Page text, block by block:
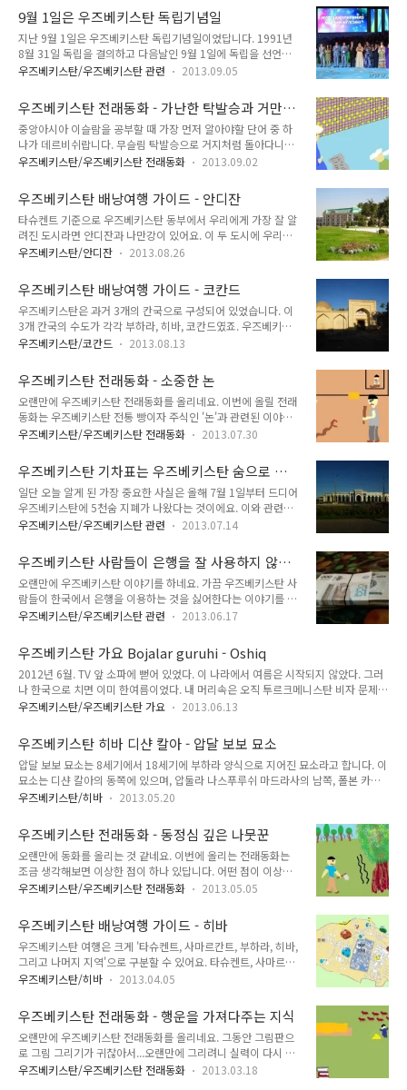
는 동안에야 우즈베크인들에게 물어보면 되는데, 한국에 돌아가
서는 그럴 수가 없으니까요. 한국 ..
랍니다. 그리고 이 전래동화 원문에는 Gado 라는 것이 나와요.
우리말로 번역하면 거지인데, 이게 우리가 상상하는 거지와는 다
르답니다. 안빈낙도를 실천하는 사람이지요. 우리가 떠올리는 거
지는 단어가 또 따로 있어요. 원본에서는 '쿨차' 라는 것이 나옵
니다. 이것은 간식으로 먹기 위해 만든 우즈베키스탄 전통 빵인
했어요. 동화이다보니 어린이도 읽을 수 있게 번역하려 했는데,
남을 저주하는 말이 영 맛..
9월 1일은 우즈베키스탄 독립기념일
지난 9월 1일은 우즈베키스탄 독립기념일이었답니다. 1991년
8월 31일 독립을 결의하고 다음날인 9월 1일에 독립을 선언했
지요. 참고로 올해는 22주년 독립기념일이랍니다. 독립기념일이
하고 국제적으로 당당한 주권국가로 승인받은 날은 헌법기념일
이랍니다. 우리나라에서는 제헌절이죠. 우리나라 제헌절은 7월
17일, 우즈베키스탄의 제헌절은 12월 8일이랍니다. 독립기념일
도 우즈베키스탄에서는 큰 기념일 중 하나랍니다. 물론 큰 뉴스
들은 그렇게 많지는 않지만요. 올해는 알리셰르 나보이 국민 공
이름도 저거구요) 축하 행사가 있었다고 해요. 사진 출처는 우즈
베키스탄 통신사인 UZA ..
우즈베키스탄/우즈베키스탄 관련 2013.09.05
우즈베키스탄 전래동화 - 가난한 탁발승과 거만한
판관
중앙아시아 이슬람을 공부할 때 가장 먼저 알아야할 단어 중 하
나가 데르비쉬랍니다. 무슬림 탁발승으로 거지처럼 돌아다니며
고행을 하면서 신과 가까워지려고 노력하는 사람들이지요. 이 사
끼쳤어요. 그리고 전래동화 및 민담에도 종종 등장해요. 이번에
소개할 전래동화는 왠지 꽤 낯익은 듯한 이야기랍니다. 가난한
탁발승과 거만한 판관 옛날옛적에 한 대판관이 어려운 문제에 대
해 어떻게 해결해야 좋을지 이야기를 나누기 위해 이슬람 율법학
자들과 부자들에게 모이라고 명령했습니다. 대판관의 저택에 부
한 탁발승도 회의에 들어왔습니다. 이 가난한 탁발승은 이슬람
율법학자들 자리에 앉았습니다. 판관은 탁발승이..
우즈베키스탄/우즈베키스탄 전래동화 2013.09.02
우즈베키스탄 배낭여행 가이드 - 안디잔
타슈켄트 기준으로 우즈베키스탄 동부에서 우리에게 가장 잘 알
려진 도시라면 안디잔과 나만강이 있어요. 이 두 도시에 우리나
라 기업들이 많이 진출해 있기 때문이지요. 안디잔은 우즈베키스
많이 진출해 있고, 안디잔에서 우리나라로 시집오는 우즈베키스
탄 여성들도 많기 때문이죠. 그리고 실크로드 여행을 하시는 분
들 중 키르기즈스탄에서 우즈베키스탄으로 넘어오시는 분들은
가장 먼저 접하게 되는 도시가 안디잔이기도 하구요. 안디잔은
타슈켄트 기준 우즈베키스탄 동남부에서 가장 동쪽에 위치한 도
의 주도이기도 하답니다. 도시 정비도 잘 되어 있는 편이지요. 또
한 키르기스스탄 및 키르기즈인들과의 교류가..
우즈베키스탄/안디잔 2013.08.26
우즈베키스탄 배낭여행 가이드 - 코칸드
우즈베키스탄은 과거 3개의 칸국으로 구성되어 있었습니다. 이
3개 칸국의 수도가 각각 부하라, 히바, 코칸드였죠. 우즈베키스
탄에서 관광으로 유명한 도시인 사마르칸트, 부하라, 히바 모두
수도였음에도 불구하고 잘 안 알려져 있어요. 그래서 타슈켄트를
기준으로 우즈베키스탄 동부를 여행하는 사람들도 코칸드는 그
냥 지나치는 경우가 종종 있죠. 우즈베키스탄 동부로 여행을 가
는 이유는 크게 빼어난 자연 경관을 보러 가거나 키르기즈스탄에
서 우즈베키스탄으로 넘어오는 과정에서 지나쳐 가는 것이 대부
결혼으로 잘 알려진 나만강도 타슈켄트 기준으로 동부에 위치한
곳이랍니다. 왜 그런지 정확한 이유는 모..
우즈베키스탄/코칸드 2013.08.13
우즈베키스탄 전래동화 - 소중한 논
오랜만에 우즈베키스탄 전래동화를 올리네요. 이번에 올릴 전래
동화는 우즈베키스탄 전통 빵이자 주식인 '논'과 관련된 이야기
에요. 국어 교과서에 실려 있는 이야기랍니다. 그런데 읽어보면
잘 모르겠어요. 오랜만에 그림판으로 그림을 그리려는데 쉽지가
않네요. 그림판에서 기본적으로 제공되는 색깔만 쓰는데, 뭔가
부족하다는 생각이 들었어요. 특히 사람 피부 색이요. 기껏 그렸
는데 머리를 굴려 그린 눈이 아예 안 보이네요. 소중한 논 옛날
옛적에, 한 청년이 먼 나라들을 보고 싶어서 여행을 떠났습니다.
은 엄청난 열기를 뿜어내었고, 청년은 목이 타고 걸을 힘을 잃어
버렸습니다. '정말 쉬고 싶다..
우즈베키스탄/우즈베키스탄 전래동화 2013.07.30
우즈베키스탄 기차표는 우즈베키스탄 숨으로 구
입할 수 있어요
일단 오늘 알게 된 가장 중요한 사실은 올해 7월 1일부터 드디어
우즈베키스탄에 5천숨 지폐가 나왔다는 것이에요. 이와 관련한
자세한 내용은 http://hititler.tistory.com/259 에서 확인하세
데 예상보다 훨씬 큰 액수인 5천숨을 찍어내었네요. 저것은 워낙
큰 소식이라 먼저 전한 것이고, 오늘 알려드릴 것은 우즈베키스
탄에서 기차표는 아직까지 우즈베키스탄 숨으로 구입할 수 있다
는 것을 알려드리기 위해서랍니다. 제가 우즈베키스탄에서 귀국
할 때까지만 해도 우즈베키스탄에서 기차표를 우즈베키스탄 숨
공식 환율에 차이가 있기 때문에 우즈베키스탄 숨으로 구입하면
크게 할인받는 ..
우즈베키스탄/우즈베키스탄 관련 2013.07.14
우즈베키스탄 사람들이 은행을 잘 사용하지 않는
이유
오랜만에 우즈베키스탄 이야기를 하네요. 가끔 우즈베키스탄 사
람들이 한국에서 은행을 이용하는 것을 싫어한다는 이야기를 들
어요. 그 말을 들을 때마다 저는 속으로 이렇게 생각한답니다.
베키스탄에서 은행을 가끔 이용했어요. 이용한 이유는 오직 하나
였답니다. 한국에서 송금받은 달러를 찾기 위해서. 타슈켄트에는
기업은행 지점이 있는데, 여기에 계좌를 개설하면 한국에서 달러
를 송금받아 달러로 찾을 수 있지요. 다른 은행도 되기는 하나 여
기가 수수료가 저렴한 편이랍니다. 당연히 은행에서 달러만 찾아
이용을 참 안해요. 거기에는 몇 가지 이유가 있답니다. 먼저 우즈
베키스탄 숨의 가치..
우즈베키스탄/우즈베키스탄 관련 2013.06.17
우즈베키스탄 가요 Bojalar guruhi - Oshiq
2012년 6월. TV 앞 소파에 뻗어 있었다. 이 나라에서 여름은 시작되지 않았다. 그러
나 한국으로 치면 이미 한여름이었다. 내 머리속은 오직 투르크메니스탄 비자 문제와
여행 일정 짜는 것 뿐이었다. 이렇게 여행 준비를 철저히 하려고 노력했던 적도 없었
에 맞게 하는 여행에 익숙했다. 하지만 이번에는 달랐다. 어떻게든 5일 안에 투르크
메니스탄을 빠져나가야 했고, 하필이면 언제 뜰지도 모르는 배를 타고 아제르바이잔
으로 가야 했다. 그 이전에 아슈하바트에서 투르크멘바쉬로 가는 기차표를 사야 했
다. 하지만 모든 게 불확실했다. 보통 여행 즈음이 되면 다른 준비는 안 해도 현지어
몇 마디 정도는 익히기 위해 급히 공부를 하곤 ..
우즈베키스탄/우즈베키스탄 가요 2013.06.13
우즈베키스탄 히바 디샨 칼아 - 압달 보보 묘소
압달 보보 묘소는 8세기에서 18세기에 부하라 양식으로 지어진 묘소라고 합니다. 이
묘소는 디샨 칼아의 동쪽에 있으며, 압둘라 나스푸루쉬 마드라사의 남쪽, 폴본 카리
마드라사의 동쪽에 있습니다. 이 묘소는 원래 이름이 폴본 아흐마드 잠치인 압달 보
로, 아랍의 공격 이후에 무슬림이자 히바의 이슬람 전도사 중 한 명이 되었으며, 일설
에 의하면 사도 무함마드의 후손이라고 합니다. 그가 죽은 후, 그가 뭍힌 곳 주변에 여
름 모스크와 겨울 모스크, 미나렛, 연못과 공동 묘지가 지어졌습니다.
우즈베키스탄/히바 2013.05.20
우즈베키스탄 전래동화 - 동정심 깊은 나뭇꾼
오랜만에 동화를 올리는 것 같네요. 이번에 올리는 전래동화는
조금 생각해보면 이상한 점이 하나 있답니다. 어떤 점이 이상한
점인지 한 번 곰곰이 생각해 보세요. 저만 이상하다고 생각한 것
습니다. 그는 자작나무 앞에 가서 도끼를 들어올렸습니다. 그 순
간 자작나무가 나뭇꾼에게 외쳤습니다. "제발 저를 불쌍히 여겨
주세요. 저를 자르지 마세요, 제 아이들이 아직 어려요." 나뭇꾼
은 동정심이 생겨서 자작나무를 베지 않기로 하고 주변에 있는
오크 나무를 자르기로 했습니다. 나뭇꾼이 도끼를 들어올리는 순
니다. "그러면 호두 나무를 베어야겠군." 나뭇꾼은 호두 나무에
도끼를 들어올렸습니다. "..
우즈베키스탄/우즈베키스탄 전래동화 2013.05.05
우즈베키스탄 배낭여행 가이드 - 히바
우즈베키스탄 여행은 크게 '타슈켄트, 사마르칸트, 부하라, 히바,
그리고 나머지 지역'으로 구분할 수 있어요. 타슈켄트, 사마르칸
트, 부하라, 히바는 우즈베키스탄 여행의 핵심이라고 할 수 있기
가장 우선시되어야할 부분이죠. 이 외에 더 붙여 넣는다고 하면
몇 곳 더 추가할 수도 있는데, 보통은 서북쪽 끝으로 가서 아랄해
를 보거나, 타슈켄트에서 동쪽으로 가서 우즈베키스탄 동부를 둘
러본답니다. 남쪽 아프가니스탄 방향으로는 거의 안 가요. 거기
는 그렇게 크게 볼 것이 있는 곳이 아니라서 우즈베키스탄에서
우즈베키스탄/히바 2013.04.05
우즈베키스탄 전래동화 - 행운을 가져다주는 지식
오랜만에 우즈베키스탄 전래동화를 올리네요. 그동안 그림판으
로 그림 그리기가 귀찮아서...오랜만에 그리려니 실력이 다시 원
점으로 돌아간 느낌이네요. 옛날 옛적에, 세 아들을 가진 한 남자
우즈베키스탄/우즈베키스탄 전래동화 2013.03.18